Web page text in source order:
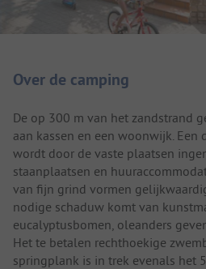
Over de camping
De op 300 m van het zandstrand
aan kassen en een woonwijk. Een
wordt door de vaste plaatsen
staanplaatsen en
van fijn grind vormen
nodige schaduw komt van
eucalyptusbomen, oleanders
Het te betalen rechthoekige
springplank is in trek evenals het